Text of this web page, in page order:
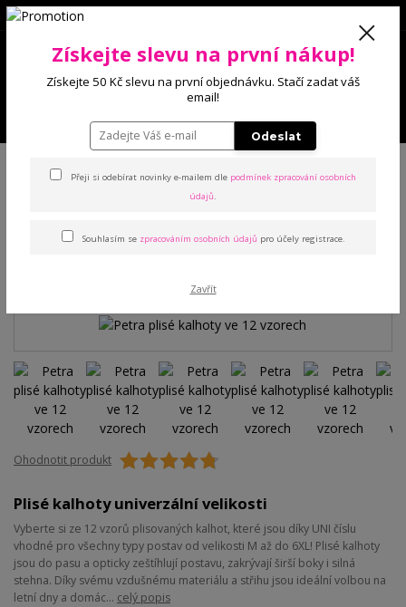
0 Kč
vzorech
Ohodnotit produkt
Plisé kalhoty univerzální velikosti
Vyberte si ze 12 vzorů plisovaných kalhot, které jsou díky UNI číslu
vhodné pro všechny typy postav od velikosti M až do 6XL! Plisé kalhoty
jsou do pasu a opticky zeštíhlují postavu, zakrývají širší boky i silná
stehna. Díky svému vzdušnému materiálu a střihu jsou ideální volbou na
letní dny a domác... celý popis
Získejte slevu na první nákup!
Získejte 50 Kč slevu na první objednávku. Stačí zadat váš
email!
Odeslat
Přeji si odebírat novinky e-mailem dle podmínek zpracování osobních
údajů.
Souhlasím se zpracováním osobních údajů pro účely registrace.
Zavřít